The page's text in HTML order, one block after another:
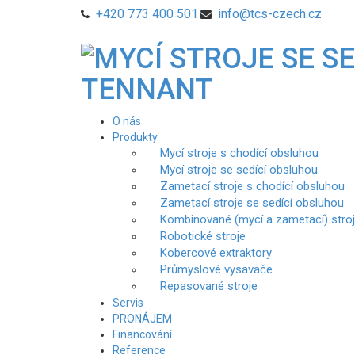
+420 773 400 501 info@tcs-czech.cz
O nás
Produkty
Mycí stroje s chodící obsluhou
Mycí stroje se sedící obsluhou
Zametací stroje s chodící obsluhou
Zametací stroje se sedící obsluhou
Kombinované (mycí a zametací)
Robotické stroje
Kobercové extraktory
Průmyslové vysavače
Repasované stroje
Servis
PRONÁJEM
Financování
Reference